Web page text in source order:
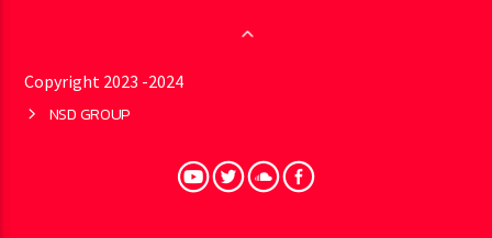
Copyright 2023 -2024
NSD GROUP